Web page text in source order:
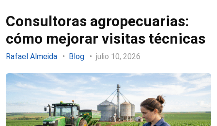
Consultoras agropecuarias:
cómo mejorar visitas técnicas
Rafael Almeida Blog julio 10, 2026